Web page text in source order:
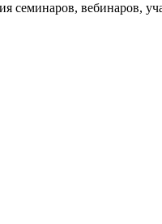
семинаров, вебинаров,